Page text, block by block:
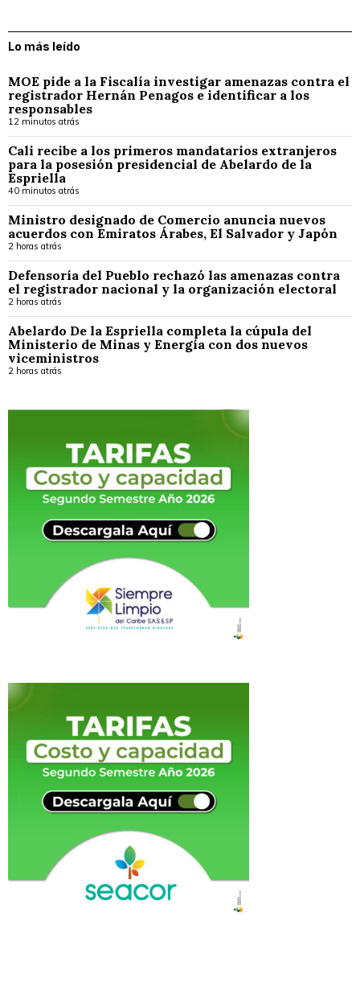
Lo más leído
MOE pide a la Fiscalía investigar amenazas contra el
registrador Hernán Penagos e identificar a los
responsables
12 minutos atrás
Cali recibe a los primeros mandatarios extranjeros
para la posesión presidencial de Abelardo de la
Espriella
40 minutos atrás
Ministro designado de Comercio anuncia nuevos
acuerdos con Emiratos Árabes, El Salvador y Japón
2 horas atrás
Defensoría del Pueblo rechazó las amenazas contra
el registrador nacional y la organización electoral
2 horas atrás
Abelardo De la Espriella completa la cúpula del
Ministerio de Minas y Energía con dos nuevos
viceministros
2 horas atrás